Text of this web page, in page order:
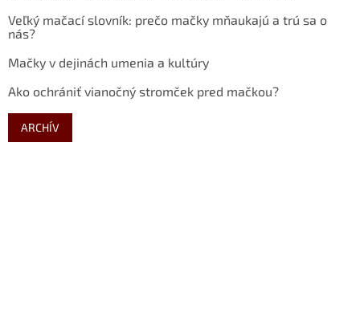
Veľký mačací slovník: prečo mačky mňaukajú a trú sa o
nás?
Mačky v dejinách umenia a kultúry
Ako ochrániť vianočný stromček pred mačkou?
ARCHÍV